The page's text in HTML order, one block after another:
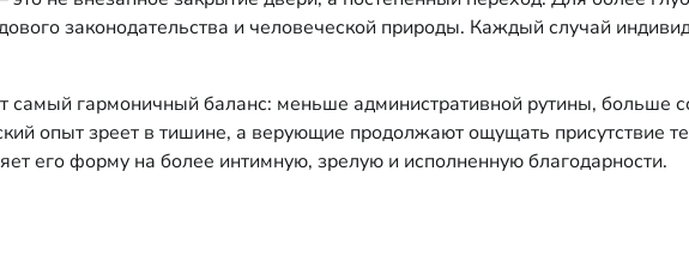
законодательства и человеческой природы. Каждый случай
гармоничный баланс: меньше административной рутины, больше
опыт зреет в тишине, а верующие продолжают ощущать присутствие
его форму на более интимную, зрелую и исполненную благодарности.